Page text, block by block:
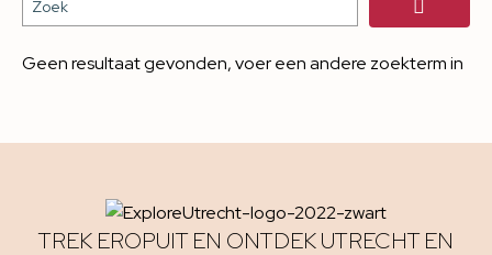
Geen resultaat gevonden, voer een andere zoekterm in
TREK EROPUIT EN ONTDEK UTRECHT EN